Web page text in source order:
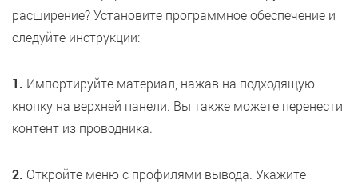
расширение? Установите программное обеспечение и
следуйте инструкции:
1. Импортируйте материал, нажав на подходящую
кнопку на верхней панели. Вы также можете перенести
контент из проводника.
2. Откройте меню с профилями вывода. Укажите